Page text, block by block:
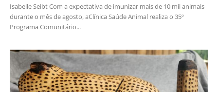
Isabelle Seibt Com a expectativa de imunizar mais de 10 mil animais
durante o mês de agosto, aClínica Saúde Animal realiza o 35º
Programa Comunitário...